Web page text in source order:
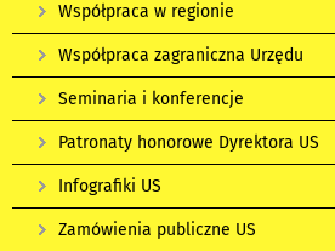
Współpraca w regionie
Współpraca zagraniczna Urzędu
Seminaria i konferencje
Patronaty honorowe Dyrektora US
Infografiki US
Zamówienia publiczne US